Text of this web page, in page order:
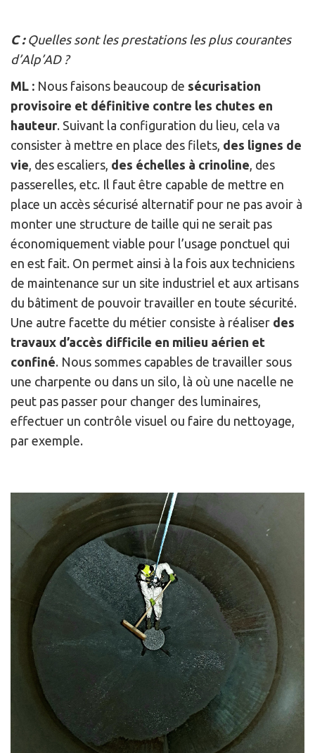
C :Quelles sont les prestations les plus courantes
d’Alp’AD ?
ML : Nous faisons beaucoup de sécurisation
provisoire et définitive contre les chutes en
hauteur. Suivant la configuration du lieu, cela va
consister à mettre en place des filets, des lignes de
vie, des escaliers, des échelles à crinoline, des
passerelles, etc. Il faut être capable de mettre en
place un accès sécurisé alternatif pour ne pas avoir à
monter une structure de taille qui ne serait pas
économiquement viable pour l’usage ponctuel qui
en est fait. On permet ainsi à la fois aux techniciens
de maintenance sur un site industriel et aux artisans
du bâtiment de pouvoir travailler en toute sécurité.
Une autre facette du métier consiste à réaliser des
travaux d’accès difficile en milieu aérien et
confiné. Nous sommes capables de travailler sous
une charpente ou dans un silo, là où une nacelle ne
peut pas passer pour changer des luminaires,
effectuer un contrôle visuel ou faire du nettoyage,
par exemple.